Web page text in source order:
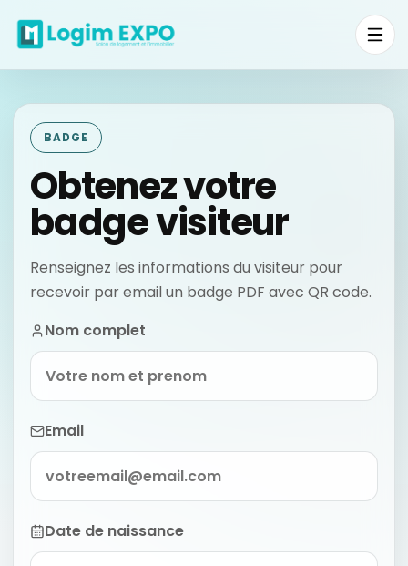
BADGE
Obtenez votre
badge visiteur
Renseignez les informations du visiteur pour
recevoir par email un badge PDF avec QR code.
Nom complet
Email
Date de naissance